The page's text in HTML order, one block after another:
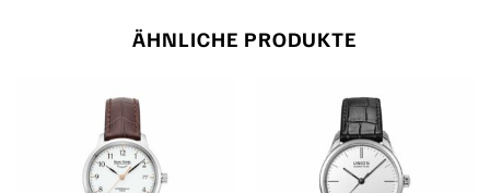
ÄHNLICHE PRODUKTE